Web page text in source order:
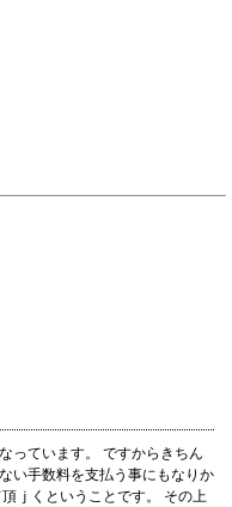
っています。 ですからきちん
い手数料を支払う事にもなりか
ｊくということです。 その上